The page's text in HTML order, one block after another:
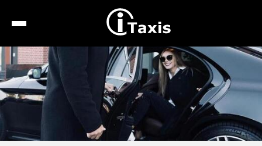
Recherche
Calcul de tarif
Taxis conventionnés
Espace pro